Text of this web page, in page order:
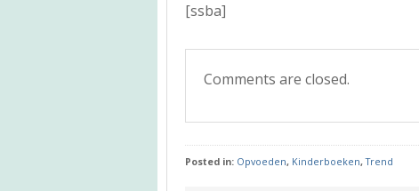
[ssba]
Comments are closed.
Posted in: Opvoeden, Kinderboeken,Trend